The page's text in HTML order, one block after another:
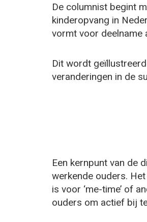
De columnist begint
kinderopvang in
vormt voor deelname
Dit wordt
veranderingen in de
Een kernpunt van de
werkende ouders.
is voor ‘me-time’ of
ouders om actief bij